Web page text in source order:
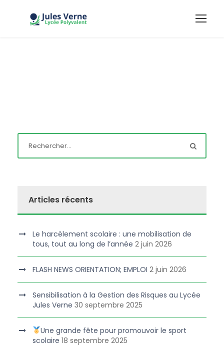
Articles récents
Le harcèlement scolaire : une mobilisation de
tous, tout au long de l’année 2 juin 2026
FLASH NEWS ORIENTATION; EMPLOI 2 juin 2026
Sensibilisation à la Gestion des Risques au Lycée
Jules Verne 30 septembre 2025
Une grande fête pour promouvoir le sport
scolaire 18 septembre 2025